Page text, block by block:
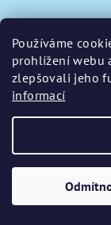
Používáme
prohlížení webu
zlepšovali jeho
informací
sklad@sladke-
+420 797728283